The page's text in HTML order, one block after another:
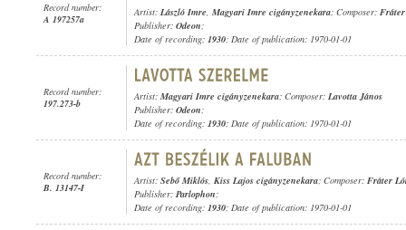
Record number:
A 197257a
Artist: László Imre, Magyari Imre cigányzenekara; Composer:
Publisher: Odeon;
Date of recording: 1930; Date of publication: 1970-01-01
Record number:
197.273-b
Artist: Magyari Imre cigányzenekara; Composer: Lavotta János
Publisher: Odeon;
Date of recording: 1930; Date of publication: 1970-01-01
Record number:
B. 13147-I
Artist: Sebő Miklós, Kiss Lajos cigányzenekara; Composer: Fráter
Publisher: Parlophon;
Date of recording: 1930; Date of publication: 1970-01-01